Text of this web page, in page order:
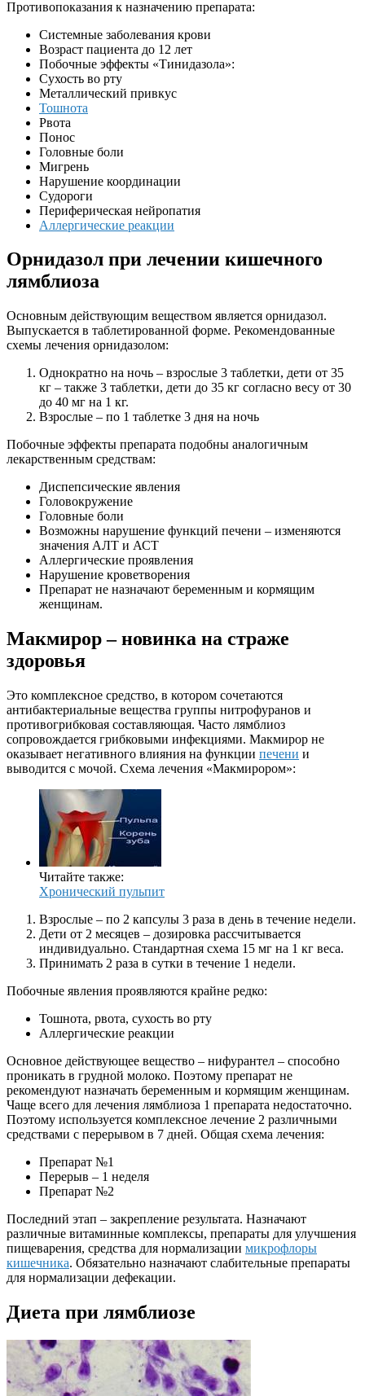
Противопоказания к назначению препарата:
Системные заболевания крови
Возраст пациента до 12 лет
Побочные эффекты «Тинидазола»:
Сухость во рту
Металлический привкус
Тошнота
Рвота
Понос
Головные боли
Мигрень
Нарушение координации
Судороги
Периферическая нейропатия
Аллергические реакции
Орнидазол при лечении кишечного
лямблиоза
Основным действующим веществом является орнидазол.
Выпускается в таблетированной форме. Рекомендованные
схемы лечения орнидазолом:
Однократно на ночь – взрослые 3 таблетки, дети от 35
кг – также 3 таблетки, дети до 35 кг согласно весу от 30
до 40 мг на 1 кг.
Взрослые – по 1 таблетке 3 дня на ночь
Побочные эффекты препарата подобны аналогичным
лекарственным средствам:
Диспепсические явления
Головокружение
Головные боли
Возможны нарушение функций печени – изменяются
значения АЛТ и АСТ
Аллергические проявления
Нарушение кроветворения
Препарат не назначают беременным и кормящим
женщинам.
Макмирор – новинка на страже
здоровья
Это комплексное средство, в котором сочетаются
антибактериальные вещества группы нитрофуранов и
противогрибковая составляющая. Часто лямблиоз
сопровождается грибковыми инфекциями. Макмирор не
оказывает негативного влияния на функции печени и
выводится с мочой. Схема лечения «Макмирором»:
Читайте также:
Хронический пульпит
Взрослые – по 2 капсулы 3 раза в день в течение недели.
Дети от 2 месяцев – дозировка рассчитывается
индивидуально. Стандартная схема 15 мг на 1 кг веса.
Принимать 2 раза в сутки в течение 1 недели.
Побочные явления проявляются крайне редко:
Тошнота, рвота, сухость во рту
Аллергические реакции
Основное действующее вещество – нифурантел – способно
проникать в грудной молоко. Поэтому препарат не
рекомендуют назначать беременным и кормящим женщинам.
Чаще всего для лечения лямблиоза 1 препарата недостаточно.
Поэтому используется комплексное лечение 2 различными
средствами с перерывом в 7 дней. Общая схема лечения:
Препарат №1
Перерыв – 1 неделя
Препарат №2
Последний этап – закрепление результата. Назначают
различные витаминные комплексы, препараты для улучшения
пищеварения, средства для нормализации микрофлоры
кишечника. Обязательно назначают слабительные препараты
для нормализации дефекации.
Диета при лямблиозе